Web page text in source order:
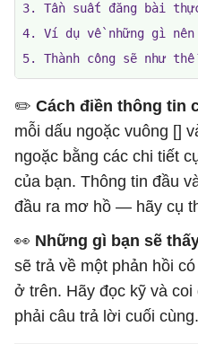
3. Tần suất đăng bài
4. Ví dụ về những gì
5. Thành công sẽ như
✏️ ​​ Cách điền thông tin
mỗi dấu ngoặc vuông []
ngoặc bằng các chi tiết
của bạn. Thông tin đầu
đầu ra mơ hồ — hãy cụ
👀 Những gì bạn sẽ
sẽ trả về một phản hồi
ở trên. Hãy đọc kỹ và
phải câu trả lời cuối cùng.